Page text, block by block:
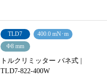
TLD7
400.0 mN･m
Φ8 mm
トルクリミッター バネ式 |
TLD7-822-400W